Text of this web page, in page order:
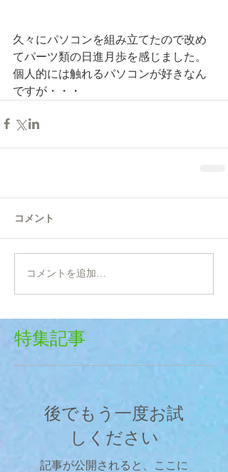
久々にパソコンを組み立てたので改め
てパーツ類の日進月歩を感じました。
個人的には触れるパソコンが好きなん
ですが・・・
コメント
コメントを追加…
特集記事
後でもう一度お試
しください
記事が公開されると、ここに